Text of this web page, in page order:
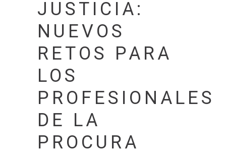
JUSTICIA:
NUEVOS
RETOS PARA
LOS
PROFESIONALES
DE LA
PROCURA